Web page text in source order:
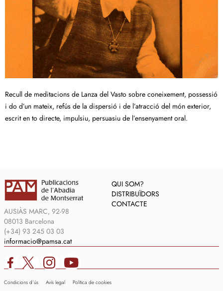
Recull de meditacions de Lanza del Vasto sobre coneixement, possessió
i do d’un mateix, refús de la dispersió i de l’atracció del món exterior,
escrit en to directe, impulsiu, persuasiu de l’ensenyament oral.
AUSIÀS MARC, 92-98
08013 Barcelona
(+34) 93 245 03 03
informacio@pamsa.cat
QUI SOM?
DISTRIBUÏDORS
CONTACTE
Condicions d’ús Avís legal Política de cookies